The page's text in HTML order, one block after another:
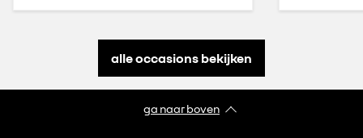
alle occasions bekijken
ga naar boven